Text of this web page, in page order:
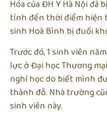
Hóa của ĐH Y Hà Nội đã
tính đến thời điểm hiện
sinh Hoà Bình bị đuổi
Trước đó, 1 sinh viên
lực ở Đại học Thương
nghỉ học do biết mình
thành đỗ. Nhà trường
sinh viên này.